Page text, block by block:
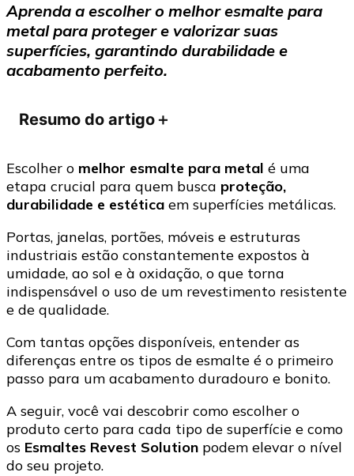
melhor
esmalte
para
Aprenda a escolher o melhor esmalte para
metal para proteger e valorizar suas
superfícies, garantindo durabilidade e
acabamento perfeito.
Resumo do artigo＋
Escolher o melhor esmalte para metal é uma
etapa crucial para quem busca proteção,
durabilidade e estética em superfícies metálicas.
Portas, janelas, portões, móveis e estruturas
industriais estão constantemente expostos à
umidade, ao sol e à oxidação, o que torna
indispensável o uso de um revestimento resistente
e de qualidade.
Com tantas opções disponíveis, entender as
diferenças entre os tipos de esmalte é o primeiro
passo para um acabamento duradouro e bonito.
A seguir, você vai descobrir como escolher o
produto certo para cada tipo de superfície e como
os Esmaltes Revest Solution podem elevar o nível
do seu projeto.